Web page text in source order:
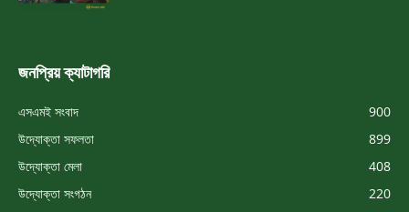
জনপ্রিয় ক্যাটাগরি
এসএমই সংবাদ
900
উদ্যোক্তা সফলতা
899
উদ্যোক্তা মেলা
408
উদ্যোক্তা সংগঠন
220